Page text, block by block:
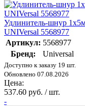
Удлинитель-шнур
UNIVersal 5568977
Артикул: 5568977
Бренд:
Universal
Доступно к заказу 19 шт.
Обновлено 07.08.2026
Цена:
537.60 руб. / шт.
-